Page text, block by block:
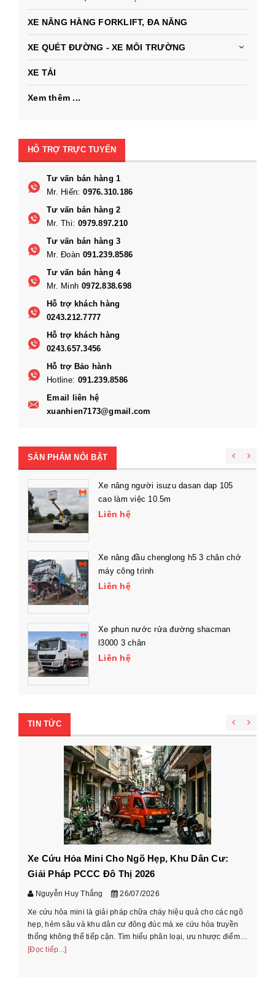
XE NÂNG HÀNG FORKLIFT, ĐA NĂNG
XE QUÉT ĐƯỜNG - XE MÔI TRƯỜNG
XE TẢI
Xem thêm ...
HỖ TRỢ TRỰC TUYẾN
Tư vấn bán hàng 1
Mr. Hiến: 0976.310.186
Tư vấn bán hàng 2
Mr. Thi: 0979.897.210
Tư vấn bán hàng 3
Mr. Đoàn 091.239.8586
Tư vấn bán hàng 4
Mr. Minh 0972.838.698
Hỗ trợ khách hàng
0243.212.7777
Hỗ trợ khách hàng
0243.657.3456
Hỗ trợ Bảo hành
Hotline: 091.239.8586
Email liên hệ
xuanhien7173@gmail.com
SẢN PHẨM NỔI BẬT
Xe nâng người isuzu dasan dap 105
cao làm việc 10.5m
Liên hệ
Xe nâng đầu chenglong h5 3 chân chở
máy công trình
Liên hệ
Xe phun nước rửa đường shacman
l3000 3 chân
Liên hệ
TIN TỨC
Xe Cứu Hỏa Mini Cho Ngõ Hẹp, Khu Dân Cư:
Giải Pháp PCCC Đô Thị 2026
Nguyễn Huy Thắng 26/07/2026
Xe cứu hỏa mini là giải pháp chữa cháy hiệu quả cho các ngõ
hẹp, hẻm sâu và khu dân cư đông đúc mà xe cứu hỏa truyền
thống không thể tiếp cận. Tìm hiểu phân loại, ưu nhược điểm
và cách chọn xe phù ...
[Đọc tiếp...]